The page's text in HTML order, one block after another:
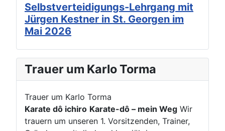
Selbstverteidigungs-Lehrgang mit
Jürgen Kestner in St. Georgen im
Mai 2026
Trauer um Karlo Torma
Trauer um Karlo Torma
Karate dô ichiro Karate-dô – mein Weg Wir
trauern um unseren 1. Vorsitzenden, Trainer,